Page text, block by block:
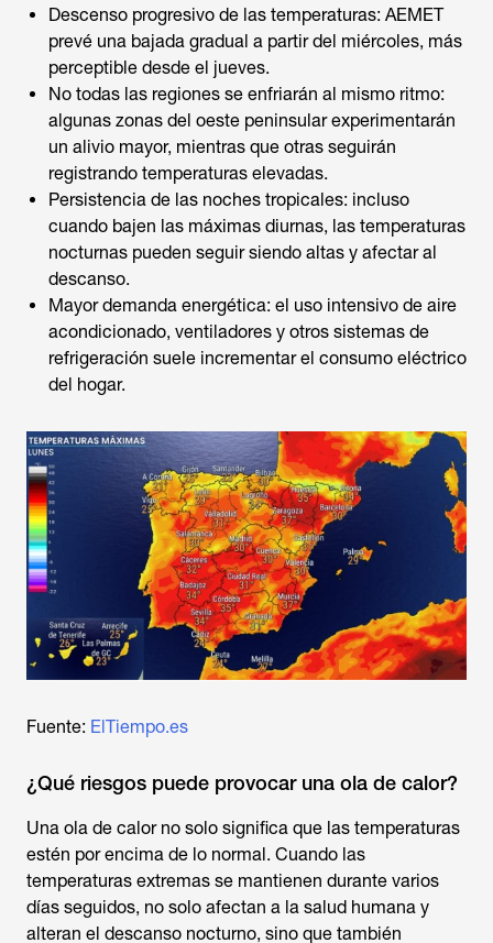
Descenso progresivo de las temperaturas: AEMET
prevé una bajada gradual a partir del miércoles, más
perceptible desde el jueves.
No todas las regiones se enfriarán al mismo ritmo:
algunas zonas del oeste peninsular experimentarán
un alivio mayor, mientras que otras seguirán
registrando temperaturas elevadas.
Persistencia de las noches tropicales: incluso
cuando bajen las máximas diurnas, las temperaturas
nocturnas pueden seguir siendo altas y afectar al
descanso.
Mayor demanda energética: el uso intensivo de aire
acondicionado, ventiladores y otros sistemas de
refrigeración suele incrementar el consumo eléctrico
del hogar.
Fuente: ElTiempo.es
¿Qué riesgos puede provocar una ola de calor?
Una ola de calor no solo significa que las temperaturas
estén por encima de lo normal. Cuando las
temperaturas extremas se mantienen durante varios
días seguidos, no solo afectan a la salud humana y
alteran el descanso nocturno, sino que también